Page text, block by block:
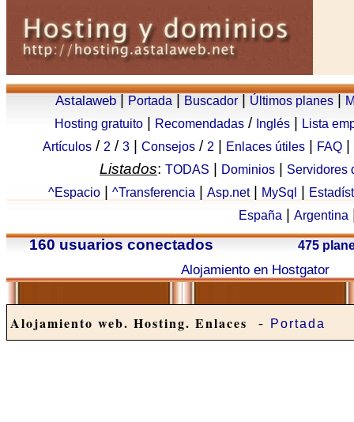
Astalaweb Portada Buscador Últimos planes
Hosting gratuito
Recomendadas / Inglés
Lista
Artículos / 2 / 3 Consejos / 2 Enlaces útiles FAQ
Listados: TODAS Dominios
Servidores
^Espacio
^Transferencia Asp.net| MySql
España
Argentina
160 usuarios conectados
475
Alojamiento en Hostgator
Alojamiento web. Hosting. Enlaces - Portada